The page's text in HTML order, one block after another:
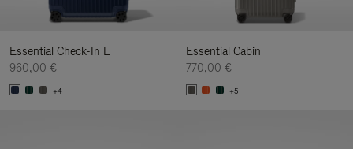
Essential Check-In L
960,00 €
+4
Essential Cabin
770,00 €
+5